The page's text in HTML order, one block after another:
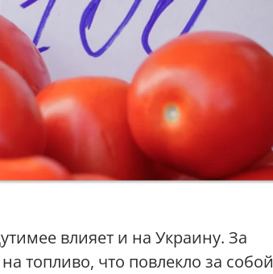
влияет и на Украину. За
топливо, что повлекло за собой